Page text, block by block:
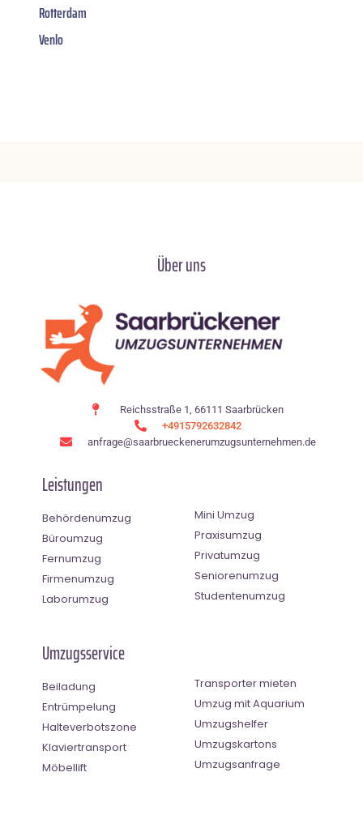
Rotterdam
Venlo
Über uns
Reichsstraße 1, 66111 Saarbrücken
+4915792632842
anfrage@saarbrueckenerumzugsunternehmen.de
Leistungen
Behördenumzug
Büroumzug
Fernumzug
Firmenumzug
Laborumzug
Mini Umzug
Praxisumzug
Privatumzug
Seniorenumzug
Studentenumzug
Umzugsservice
Beiladung
Entrümpelung
Halteverbotszone
Klaviertransport
Möbellift
Transporter mieten
Umzug mit Aquarium
Umzugshelfer
Umzugskartons
Umzugsanfrage